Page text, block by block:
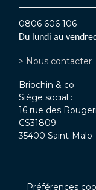
0806 606 106
Du lundi au
> Nous contacter
Briochin & co
Siège social :
16 rue des
CS31809
35400 Saint-Malo
Préférences